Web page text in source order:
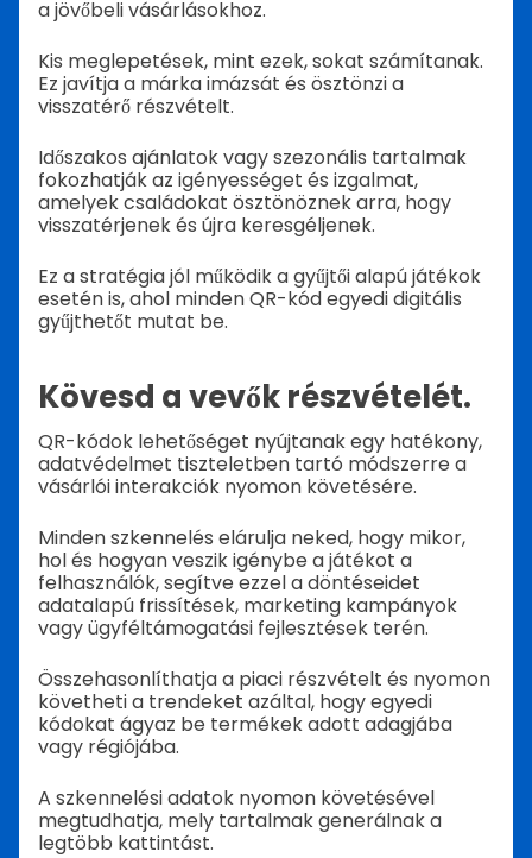
a jövőbeli vásárlásokhoz.
Kis meglepetések, mint ezek, sokat számítanak.
Ez javítja a márka imázsát és ösztönzi a
visszatérő részvételt.
Időszakos ajánlatok vagy szezonális tartalmak
fokozhatják az igényességet és izgalmat,
amelyek családokat ösztönöznek arra, hogy
visszatérjenek és újra keresgéljenek.
Ez a stratégia jól működik a gyűjtői alapú játékok
esetén is, ahol minden QR-kód egyedi digitális
gyűjthetőt mutat be.
Kövesd a vevők részvételét.
QR-kódok lehetőséget nyújtanak egy hatékony,
adatvédelmet tiszteletben tartó módszerre a
vásárlói interakciók nyomon követésére.
Minden szkennelés elárulja neked, hogy mikor,
hol és hogyan veszik igénybe a játékot a
felhasználók, segítve ezzel a döntéseidet
adatalapú frissítések, marketing kampányok
vagy ügyféltámogatási fejlesztések terén.
Összehasonlíthatja a piaci részvételt és nyomon
követheti a trendeket azáltal, hogy egyedi
kódokat ágyaz be termékek adott adagjába
vagy régiójába.
A szkennelési adatok nyomon követésével
megtudhatja, mely tartalmak generálnak a
legtöbb kattintást.